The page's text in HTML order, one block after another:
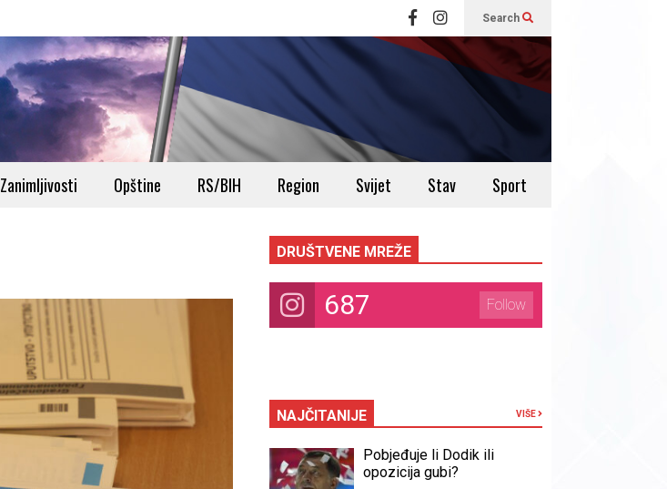
Search
Zanimljivosti Opštine RS/BIH Region Svijet Stav Sport
DRUŠTVENE MREŽE
687 Follow
NAJČITANIJE VIŠE
Pobjeđuje li Dodik ili
opozicija gubi?